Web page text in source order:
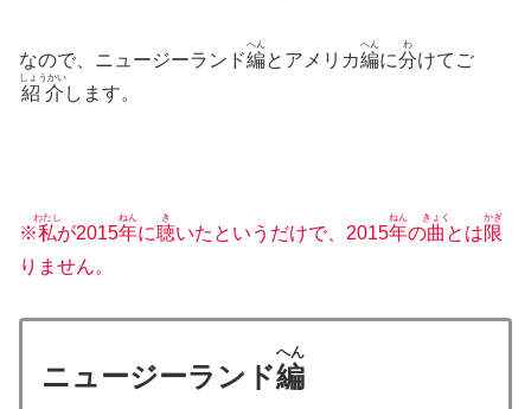
なので、ニュージーランド編
へん
とアメリカ編
へん
に分
わ
けてご
紹介
しょうかい
します。
※私
わたし
が2015年
ねん
に聴
き
いたというだけで、2015年
ねん
の曲
きょく
とは限
かぎ
りません。
ニュージーランド編
へん